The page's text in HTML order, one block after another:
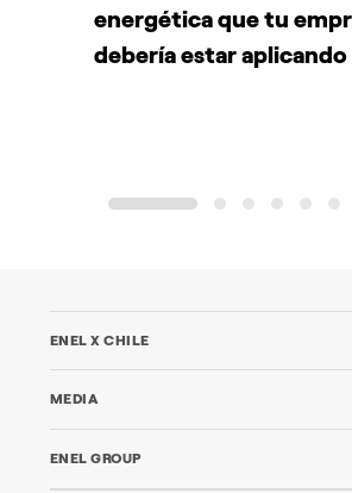
energética que tu
debería estar aplicando
1 2 3 4 5 6
ENEL X CHILE
MEDIA
ENEL GROUP